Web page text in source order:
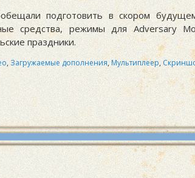
подготовить в скором
средства, режимы для Adversary
праздники.
,Загружаемые дополнения,Мультиплеер,